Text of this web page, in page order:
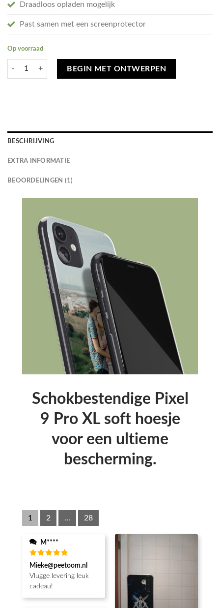
Draadloos opladen mogelijk
Past samen met een screenprotector
Op voorraad
Ontwerp je eigen Google Pixel 9 Pro XL hoesje - soft transparant aantal
BEGIN MET ONTWERPEN
BESCHRIJVING
EXTRA INFORMATIE
BEOORDELINGEN (1)
Schokbestendige Pixel
9 Pro XL soft hoesje
voor een ultieme
bescherming.
1 2 ... 28
M****
Waardering
5uit 5
Mieke@peetoom.nl
Vlugge levering leuk
cadeau!